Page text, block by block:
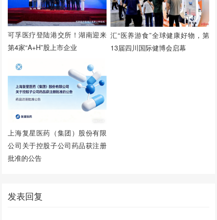
可孚医疗登陆港交所！湖南迎来
第4家“A+H”股上市企业
汇“医养游食”全球健康好物，第
13届四川国际健博会启幕
上海复星医药（集团）股份有限
公司关于控股子公司药品获注册
批准的公告
发表回复